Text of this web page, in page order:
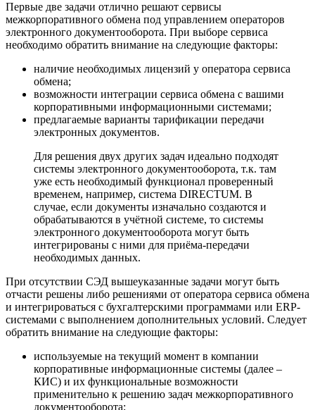
Первые две задачи отлично решают сервисы
межкорпоративного обмена под управлением операторов
электронного документооборота. При выборе сервиса
необходимо обратить внимание на следующие факторы:
наличие необходимых лицензий у оператора сервиса
обмена;
возможности интеграции сервиса обмена с вашими
корпоративными информационными системами;
предлагаемые варианты тарификации передачи
электронных документов.
Для решения двух других задач идеально подходят
системы электронного документооборота, т.к. там
уже есть необходимый функционал проверенный
временем, например, система DIRECTUM. В
случае, если документы изначально создаются и
обрабатываются в учётной системе, то системы
электронного документооборота могут быть
интегрированы с ними для приёма-передачи
необходимых данных.
При отсутствии СЭД вышеуказанные задачи могут быть
отчасти решены либо решениями от оператора сервиса обмена
и интегрироваться с бухгалтерскими программами или ERP-
системами с выполнением дополнительных условий. Следует
обратить внимание на следующие факторы:
используемые на текущий момент в компании
корпоративные информационные системы (далее –
КИС) и их функциональные возможности
применительно к решению задач межкорпоративного
документооборота;